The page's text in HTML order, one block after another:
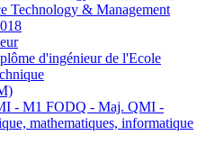
Technology & Management
d'ingénieur de l'Ecole
- M1 FODQ - Maj. QMI -
mathematiques, informatique